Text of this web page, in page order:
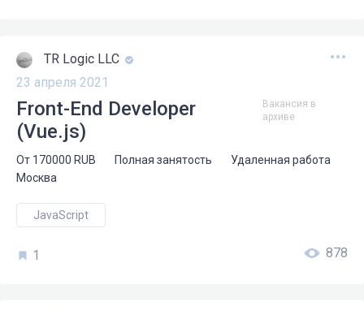
TR Logic LLC
23 апреля 2021
Front-End Developer
(Vue.js)
Вакансия в
архиве
От 170000 RUB Полная занятость
Удаленная работа
Москва
JavaScript
1 878